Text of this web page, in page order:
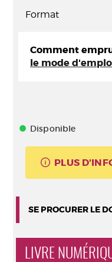
Format
Comment
le mode
Disponible
PLUS
SE PROCURER LE
LIVRE